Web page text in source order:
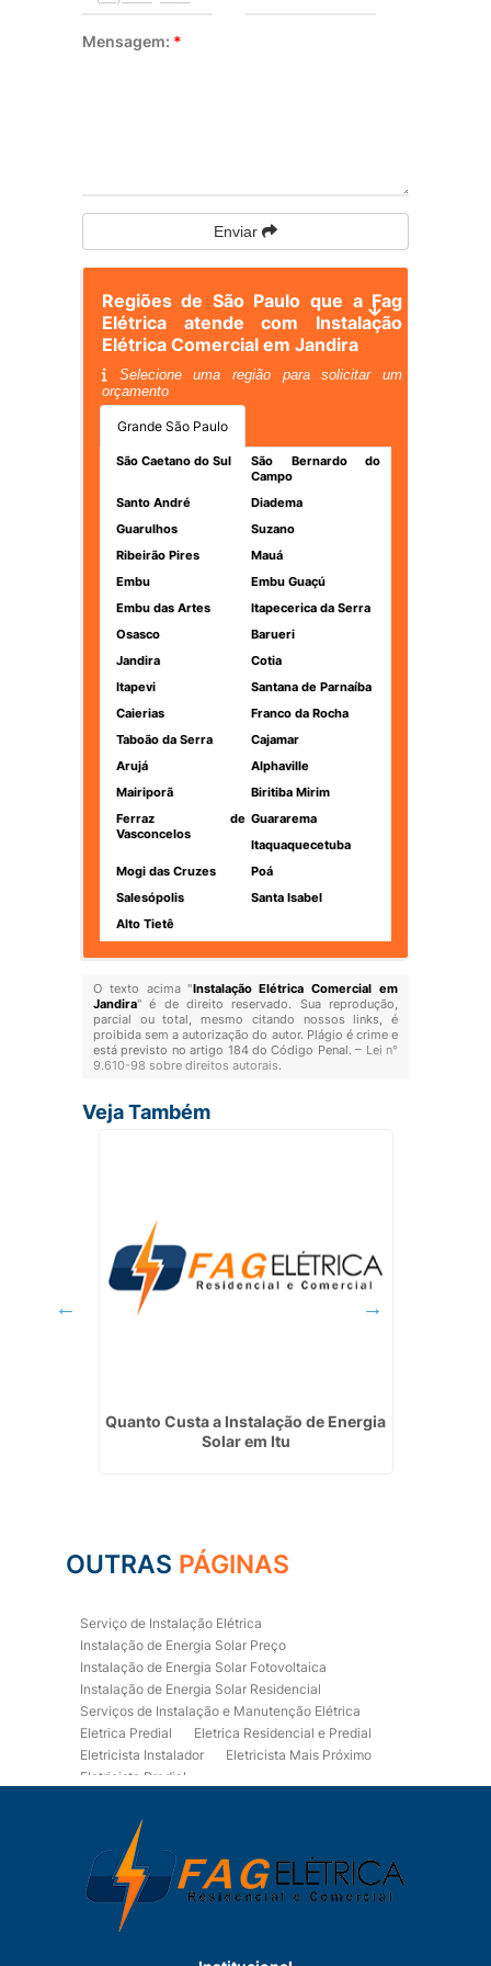
Mensagem: *
Enviar
Regiões de São Paulo que a Fag
Elétrica atende com Instalação
Elétrica Comercial em Jandira
Selecione uma região para solicitar um
orçamento
Grande São Paulo
São Caetano do Sul
São Bernardo do
Campo
Santo André
Diadema
Guarulhos
Suzano
Ribeirão Pires
Mauá
Embu
Embu Guaçú
Embu das Artes
Itapecerica da Serra
Osasco
Barueri
Jandira
Cotia
Itapevi
Santana de Parnaíba
Caierias
Franco da Rocha
Taboão da Serra
Cajamar
Arujá
Alphaville
Mairiporã
Biritiba Mirim
Ferraz de
Vasconcelos
Guararema
Itaquaquecetuba
Mogi das Cruzes
Poá
Salesópolis
Santa Isabel
Alto Tietê
O texto acima "Instalação Elétrica Comercial em
Jandira" é de direito reservado. Sua reprodução,
parcial ou total, mesmo citando nossos links, é
proibida sem a autorização do autor. Plágio é crime e
está previsto no artigo 184 do Código Penal. – Lei n°
9.610-98 sobre direitos autorais.
Veja Também
Quanto Custa a Instalação de Energia
Solar em Itu
OUTRAS PÁGINAS
Serviço de Instalação Elétrica
Instalação de Energia Solar Preço
Instalação de Energia Solar Fotovoltaica
Instalação de Energia Solar Residencial
Serviços de Instalação e Manutenção Elétrica
Eletrica Predial
Eletrica Residencial e Predial
Eletricista Instalador
Eletricista Mais Próximo
Eletricista Predial
Eletricista Residencial
Eletricista Residencial E Predial
Eletricistas de Manutenção
Empresa de Instalações Elétricas
Empresa de Manutenção Eletrica
Empresa de Prestação de Serviços Eletricos